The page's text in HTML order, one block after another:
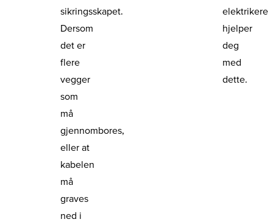
sikringsskapet.
Dersom
det er
flere
vegger
som
må
gjennombores,
eller at
kabelen
må
graves
ned i
elektrikere
hjelper
deg
med
dette.